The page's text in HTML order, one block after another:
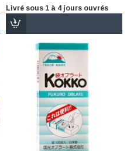
Livré sous 1 à 4 jours ouvrés